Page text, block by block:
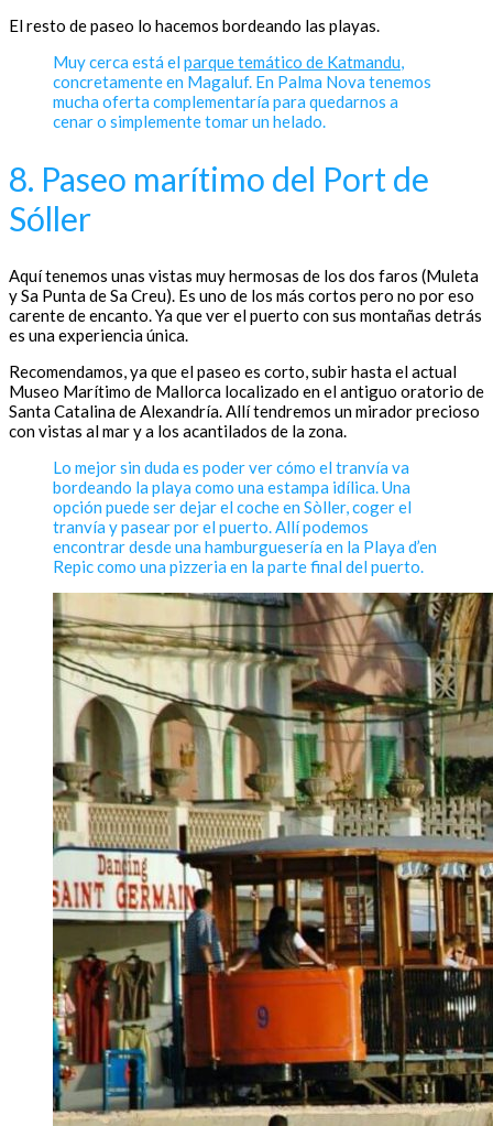
El resto de paseo lo hacemos bordeando las playas.
Muy cerca está el parque temático de Katmandu,
concretamente en Magaluf. En Palma Nova tenemos
mucha oferta complementaría para quedarnos a
cenar o simplemente tomar un helado.
8. Paseo marítimo del Port de
Sóller
Aquí tenemos unas vistas muy hermosas de los dos faros (Muleta
y Sa Punta de Sa Creu). Es uno de los más cortos pero no por eso
carente de encanto. Ya que ver el puerto con sus montañas detrás
es una experiencia única.
Recomendamos, ya que el paseo es corto, subir hasta el actual
Museo Marítimo de Mallorca localizado en el antiguo oratorio de
Santa Catalina de Alexandría. Allí tendremos un mirador precioso
con vistas al mar y a los acantilados de la zona.
Lo mejor sin duda es poder ver cómo el tranvía va
bordeando la playa como una estampa idílica. Una
opción puede ser dejar el coche en Sòller, coger el
tranvía y pasear por el puerto. Allí podemos
encontrar desde una hamburguesería en la Playa d’en
Repic como una pizzeria en la parte final del puerto.